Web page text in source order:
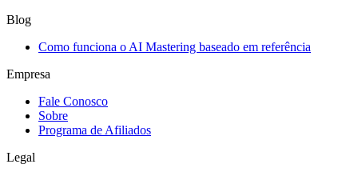
Blog
Como funciona o AI Mastering baseado em referência
Empresa
Fale Conosco
Sobre
Programa de Afiliados
Legal